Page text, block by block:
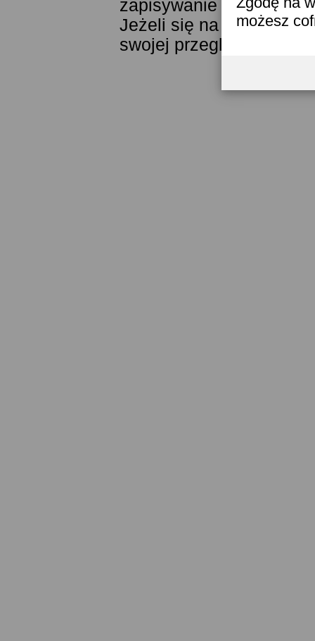
możesz
zapisywanie ich w
Jeżeli się na to nie
swojej przeglądarki.